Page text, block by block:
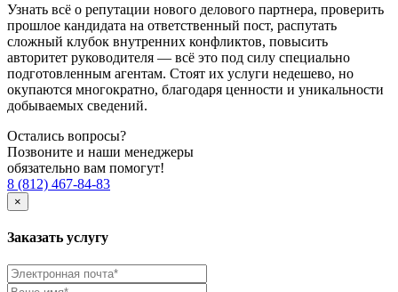
Узнать всё о репутации нового делового партнера, проверить
прошлое кандидата на ответственный пост, распутать
сложный клубок внутренних конфликтов, повысить
авторитет руководителя — всё это под силу специально
подготовленным агентам. Стоят их услуги недешево, но
окупаются многократно, благодаря ценности и уникальности
добываемых сведений.
Остались вопросы?
Позвоните и наши менеджеры
обязательно вам помогут!
8 (812) 467-84-83
×
Заказать услугу